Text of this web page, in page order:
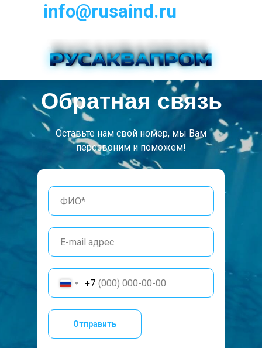
info@rusaind.ru
Обратная связь
+7
Отправить
Оставьте нам свой номер, мы Вам
перезвоним и поможем!